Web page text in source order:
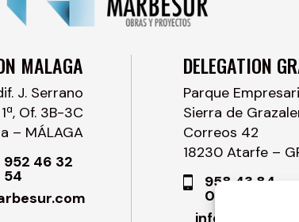
MALAGA
J. Serrano
Of. 3B-3C
– MÁLAGA
952 46 32
54
DELEGATION
Parque
Sierra de
Correos 42
18230 Atarfe –
958 43 84
00